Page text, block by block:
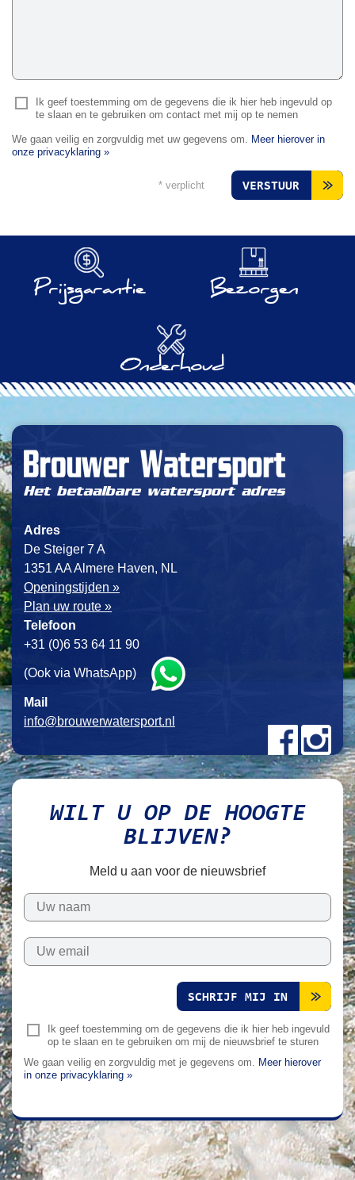
Ik geef toestemming om de gegevens die ik hier heb ingevuld op
te slaan en te gebruiken om contact met mij op te nemen
We gaan veilig en zorgvuldig met uw gegevens om. Meer hierover in
onze privacyklaring »
* verplicht VERSTUUR
Prijsgarantie Bezorgen
Onderhoud
Adres
De Steiger 7 A
1351 AA Almere Haven, NL
Openingstijden »
Plan uw route »
Telefoon
+31 (0)6 53 64 11 90
(Ook via WhatsApp)
Mail
info@brouwerwatersport.nl
WILT U OP DE HOOGTE
BLIJVEN?
Meld u aan voor de nieuwsbrief
SCHRIJF MIJ IN
Ik geef toestemming om de gegevens die ik hier heb ingevuld
op te slaan en te gebruiken om mij de nieuwsbrief te sturen
We gaan veilig en zorgvuldig met je gegevens om. Meer hierover
in onze privacyklaring »